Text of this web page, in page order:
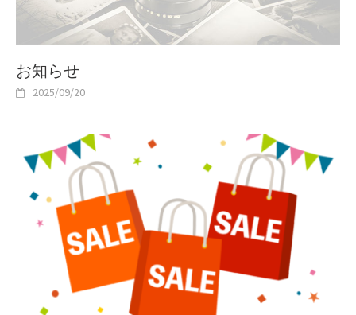
お知らせ
2025/09/20